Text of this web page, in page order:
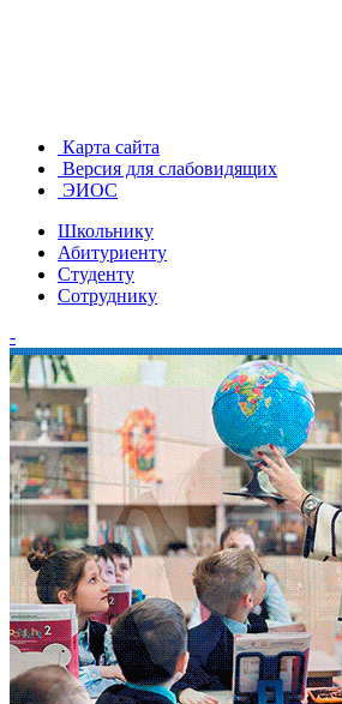
Карта сайта
Версия для слабовидящих
ЭИОС
Школьнику
Абитуриенту
Студенту
Сотруднику
-